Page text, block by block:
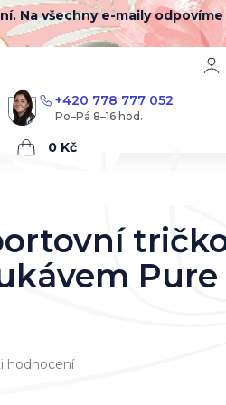
Na všechny e-maily
+420 778 777 052
Nákupní
Pure
hodnocení